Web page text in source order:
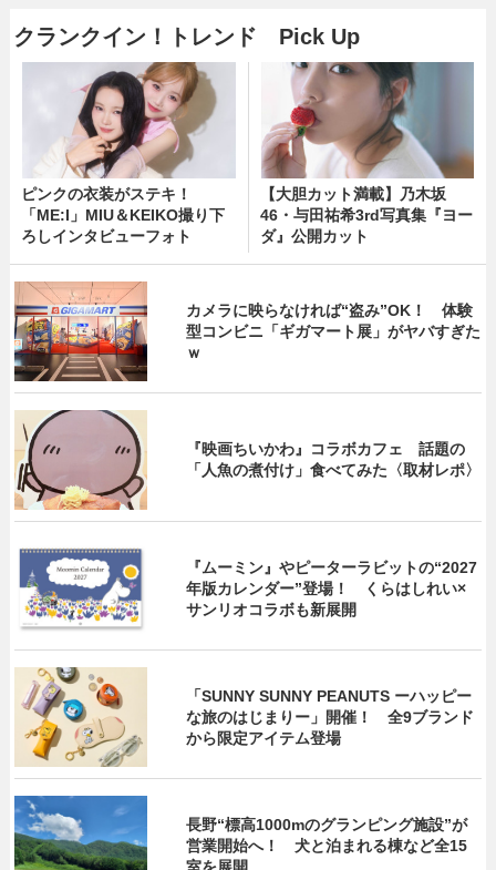
クランクイン！トレンド Pick Up
ピンクの衣装がステキ！
「ME:I」MIU＆KEIKO撮り下
ろしインタビューフォト
【大胆カット満載】乃木坂
46・与田祐希3rd写真集『ヨー
ダ』公開カット
カメラに映らなければ“盗み”OK！ 体験
型コンビニ「ギガマート展」がヤバすぎた
ｗ
『映画ちいかわ』コラボカフェ 話題の
「人魚の煮付け」食べてみた〈取材レポ〉
『ムーミン』やピーターラビットの“2027
年版カレンダー”登場！ くらはしれい×
サンリオコラボも新展開
「SUNNY SUNNY PEANUTS ーハッピー
な旅のはじまりー」開催！ 全9ブランド
から限定アイテム登場
長野“標高1000mのグランピング施設”が
営業開始へ！ 犬と泊まれる棟など全15
室を展開